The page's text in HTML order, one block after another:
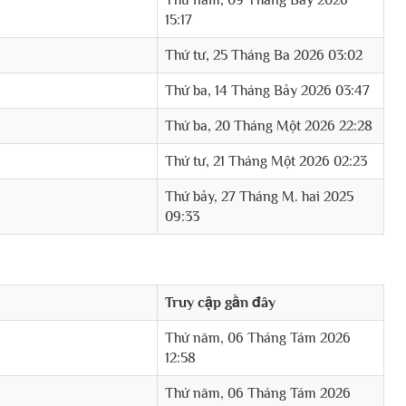
15:17
Thứ tư, 25 Tháng Ba 2026 03:02
Thứ ba, 14 Tháng Bảy 2026 03:47
Thứ ba, 20 Tháng Một 2026 22:28
Thứ tư, 21 Tháng Một 2026 02:23
Thứ bảy, 27 Tháng M. hai 2025
09:33
Truy cập gần đây
Thứ năm, 06 Tháng Tám 2026
12:58
Thứ năm, 06 Tháng Tám 2026